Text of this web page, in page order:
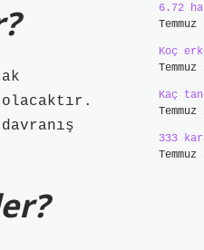
6.72
Koç
Kaç
333